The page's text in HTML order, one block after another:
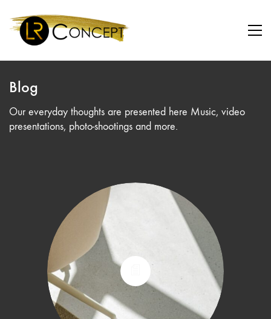
Blog
Our everyday thoughts are presented here Music, video
presentations, photo-shootings and more.